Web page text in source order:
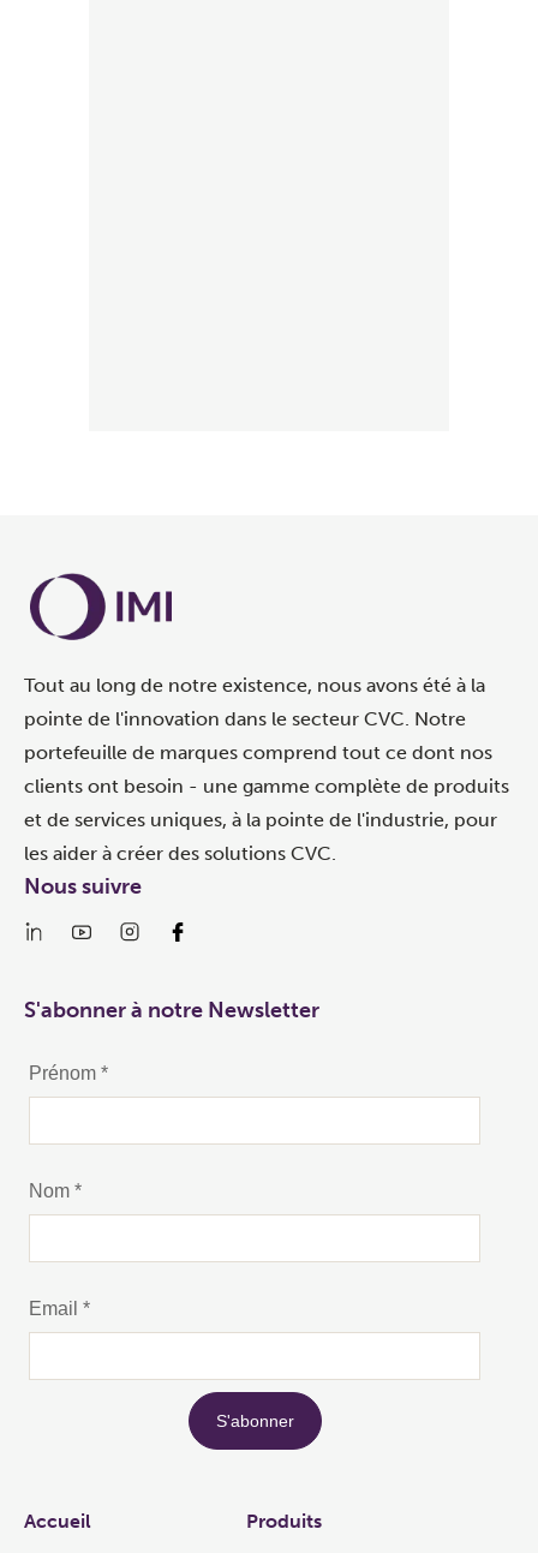
Tout au long de notre existence, nous avons été à la
pointe de l'innovation dans le secteur CVC. Notre
portefeuille de marques comprend tout ce dont nos
clients ont besoin - une gamme complète de produits
et de services uniques, à la pointe de l'industrie, pour
les aider à créer des solutions CVC.
Links
Accueil Produits
Nous suivre
S'abonner à notre Newsletter